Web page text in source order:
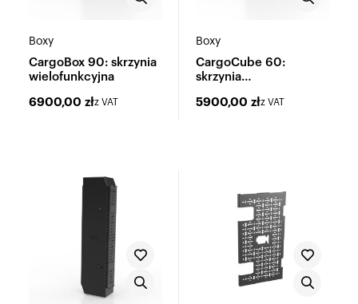
Boxy
CargoBox 90: skrzynia
wielofunkcyjna
6900,00 złz VAT
Boxy
CargoCube 60:
skrzynia
5900,00 złz VAT